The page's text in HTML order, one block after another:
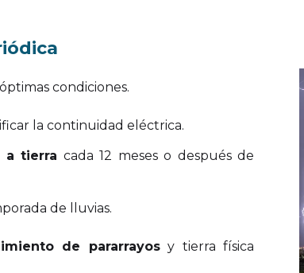
condiciones.
la continuidad eléctrica.
a tierra cada 12 meses o después de
de lluvias.
de pararrayosy tierra física